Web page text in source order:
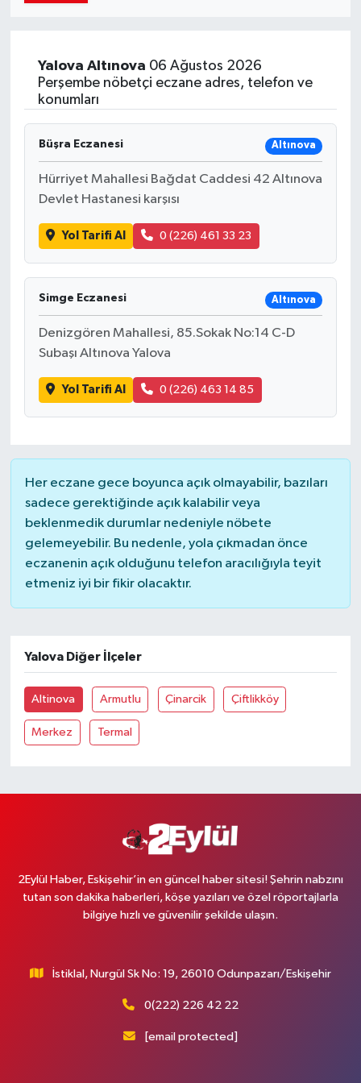
Yalova Altınova 06 Ağustos 2026
Perşembe nöbetçi eczane adres, telefon ve
konumları
Büşra Eczanesi Altınova
Hürriyet Mahallesi Bağdat Caddesi 42 Altınova
Devlet Hastanesi karşısı
Yol Tarifi Al 0 (226) 461 33 23
Simge Eczanesi Altınova
Denizgören Mahallesi, 85.Sokak No:14 C-D
Subaşı Altınova Yalova
Yol Tarifi Al 0 (226) 463 14 85
Her eczane gece boyunca açık olmayabilir, bazıları
sadece gerektiğinde açık kalabilir veya
beklenmedik durumlar nedeniyle nöbete
gelemeyebilir. Bu nedenle, yola çıkmadan önce
eczanenin açık olduğunu telefon aracılığıyla teyit
etmeniz iyi bir fikir olacaktır.
Yalova Diğer İlçeler
Altinova Armutlu Çinarcik Çiftlikköy
Merkez Termal
2Eylül Haber, Eskişehir’in en güncel haber sitesi! Şehrin nabzını
tutan son dakika haberleri, köşe yazıları ve özel röportajlarla
bilgiye hızlı ve güvenilir şekilde ulaşın.
İstiklal, Nurgül Sk No: 19, 26010 Odunpazarı/Eskişehir
0(222) 226 42 22
[email protected]